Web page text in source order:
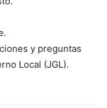
y preguntas
Local (JGL).